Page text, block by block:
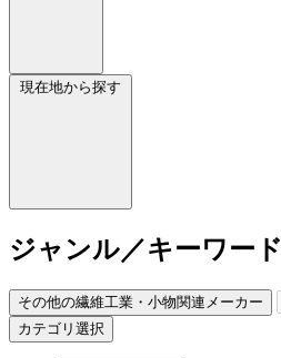
現在地から探す
ジャンル／キーワード
その他の繊維工業・小物関連メーカー
カテゴリ選択